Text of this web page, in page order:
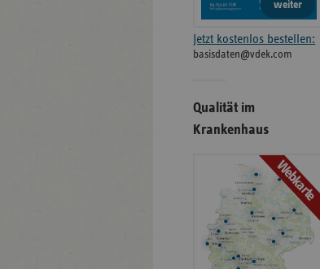
weiter
Jetzt kostenlos bestellen:
basisdaten@vdek.com
Qualität im
Krankenhaus
Webkarte